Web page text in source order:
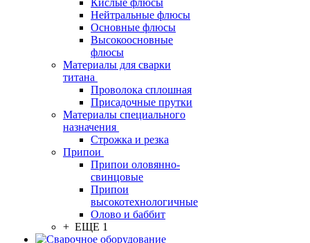
Кислые флюсы
Нейтральные флюсы
Основные флюсы
Высокоосновные
флюсы
Материалы для сварки
титана
Проволока сплошная
Присадочные прутки
Материалы специального
назначения
Строжка и резка
Припои
Припои оловянно-
свинцовые
Припои
высокотехнологичные
Олово и баббит
+ ЕЩЕ 1